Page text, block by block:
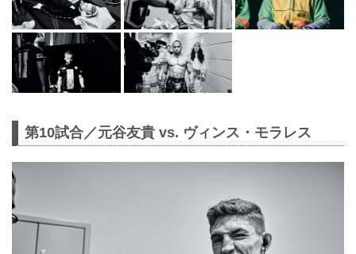
第10試合／元谷友貴 vs. ヴィンス・モラレス